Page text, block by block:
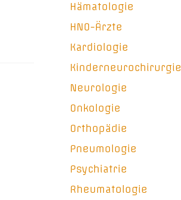
Hämatologie
HNO-Ärzte
Kardiologie
Kinderneurochirurgie
Neurologie
Onkologie
Orthopädie
Pneumologie
Psychiatrie
Rheumatologie